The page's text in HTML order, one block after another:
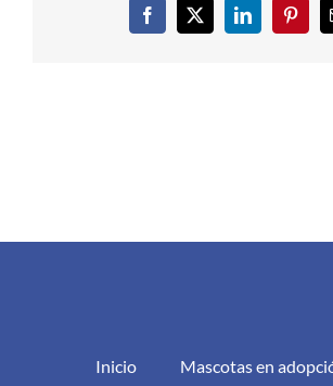
Facebook
X LinkedIn
Inicio
Mascotas en